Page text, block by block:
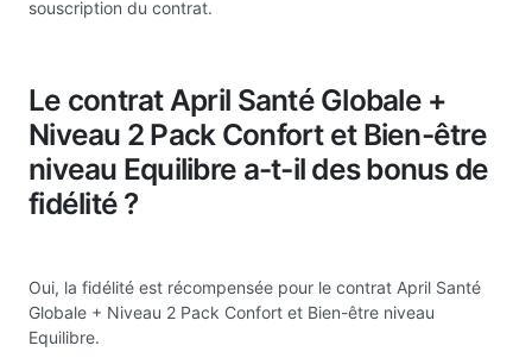
souscription du contrat.
Le contrat April Santé Globale +
Niveau 2 Pack Confort et Bien-être
niveau Equilibre a-t-il des bonus de
fidélité ?
Oui, la fidélité est récompensée pour le contrat April Santé
Globale + Niveau 2 Pack Confort et Bien-être niveau
Equilibre.